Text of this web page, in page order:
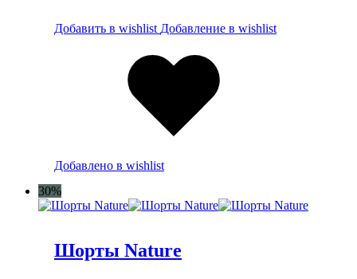
Добавить в wishlist Добавление в wishlist
Добавлено в wishlist
30%
Шорты Nature